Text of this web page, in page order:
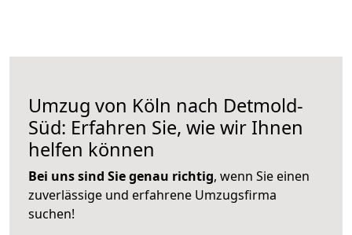
Umzug von Köln nach Detmold-
Süd: Erfahren Sie, wie wir Ihnen
helfen können
Bei uns sind Sie genau richtig, wenn Sie einen
zuverlässige und erfahrene Umzugsfirma
suchen!